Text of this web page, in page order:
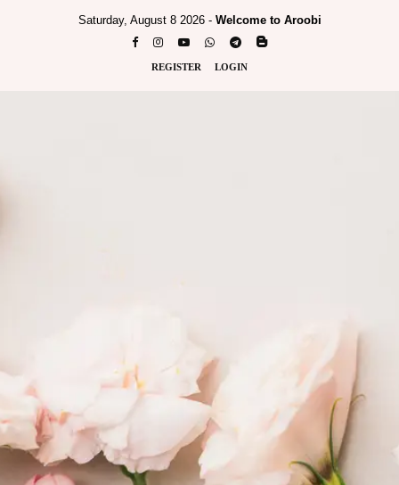
Saturday, August 8 2026 - Welcome to Aroobi
REGISTER LOGIN